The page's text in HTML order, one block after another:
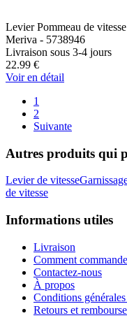
Levier Pommeau de
Meriva - 5738946
Livraison sous 3-4 jours
22.99 €
Voir en détail
1
2
Suivante
Autres produits qui
Levier de vitesse
de vitesse
Informations utiles
Livraison
Comment
Contactez-nous
À propos
Conditions
Retours et